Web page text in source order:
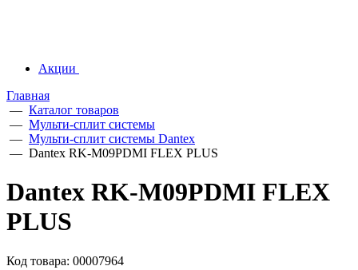
Акции
Главная
— Каталог товаров
— Мульти-сплит системы
— Мульти-сплит системы Dantex
— Dantex RK-M09PDMI FLEX PLUS
Dantex RK-M09PDMI FLEX
PLUS
Код товара: 00007964